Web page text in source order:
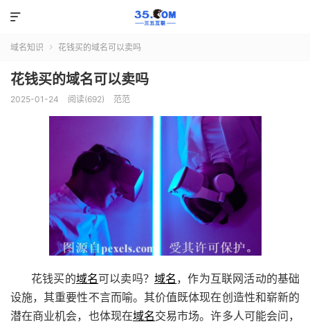

域名知识  花钱买的域名可以卖吗
花钱买的域名可以卖吗
2025-01-24 阅读(692) 范范
花钱买的域名可以卖吗？ 域名 ，作为互联网活动的基础
设施，其重要性不言而喻。其价值既体现在创造性和崭新的
潜在商业机会，也体现在域名交易市场。许多人可能会问，